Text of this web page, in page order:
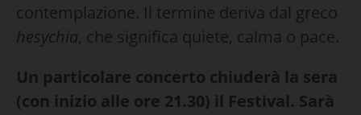
contemplazione. Il termine deriva dal greco
hesychia, che significa quiete, calma o pace.
Un particolare concerto chiuderà la sera
(con inizio alle ore 21.30) il Festival. Sarà